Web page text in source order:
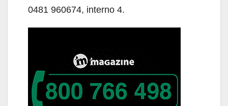
0481 960674, interno 4.